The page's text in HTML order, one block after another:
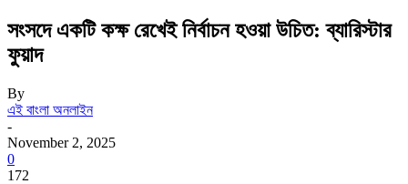
সংসদে একটি কক্ষ রেখেই নির্বাচন হওয়া উচিত: ব্যারিস্টার
ফুয়াদ
By
এই বাংলা অনলাইন
-
November 2, 2025
0
172